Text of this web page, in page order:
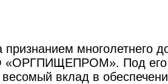
признанием многолетнего
«ОРГПИЩЕПРОМ». Под его
вклад в